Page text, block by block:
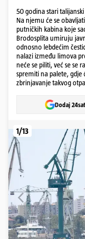
50 godina stari
Na njemu će se
putničkih kabina koje
Brodosplita umiruju
odnosno lebdećim
nalazi između limova
neće se piliti, već se
spremiti na palete, gdje
zbrinjavanje takvog
Dodaj
1/13